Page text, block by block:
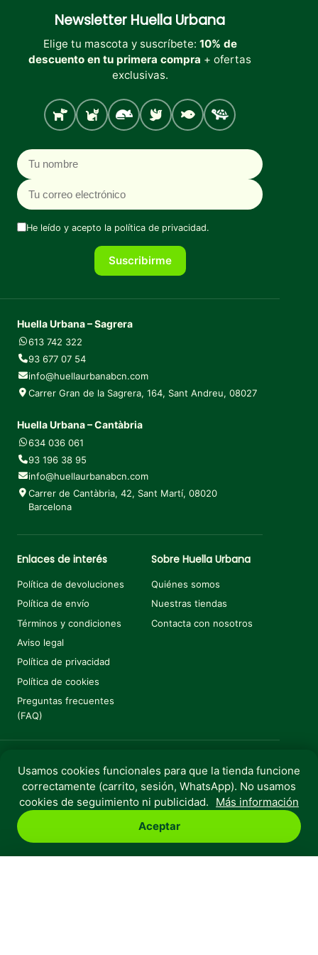
Newsletter Huella Urbana
Elige tu mascota y suscríbete: 10% de
descuento en tu primera compra + ofertas
exclusivas.
Perro Gato Roedores
Aves PecesTortugas
Nombre
Correo electrónico
He leído y acepto la política de privacidad.
Suscribirme
Huella Urbana – Sagrera
613 742 322
93 677 07 54
info@huellaurbanabcn.com
Carrer Gran de la Sagrera, 164, Sant Andreu, 08027
Huella Urbana – Cantàbria
634 036 061
93 196 38 95
info@huellaurbanabcn.com
Carrer de Cantàbria, 42, Sant Martí, 08020
Barcelona
Enlaces de interés
Política de devoluciones
Política de envío
Términos y condiciones
Aviso legal
Política de privacidad
Política de cookies
Preguntas frecuentes
(FAQ)
Sobre Huella Urbana
Quiénes somos
Nuestras tiendas
Contacta con nosotros
Copyright © 2025 Huella Urbana. Todos los derechos
reservados.
Perro PecesRebajas
Usamos cookies funcionales para que la tienda funcione
correctamente (carrito, sesión, WhatsApp). No usamos
cookies de seguimiento ni publicidad.
Más información
Aceptar